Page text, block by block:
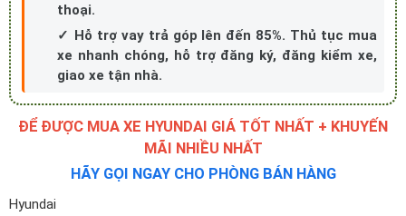
thoại.
✓ Hỗ trợ vay trả góp lên đến 85%. Thủ tục mua
xe nhanh chóng, hỗ trợ đăng ký, đăng kiểm xe,
giao xe tận nhà.
ĐỂ ĐƯỢC MUA XE HYUNDAI GIÁ TỐT NHẤT + KHUYẾN
MÃI NHIỀU NHẤT
HÃY GỌI NGAY CHO PHÒNG BÁN HÀNG
Hyundai